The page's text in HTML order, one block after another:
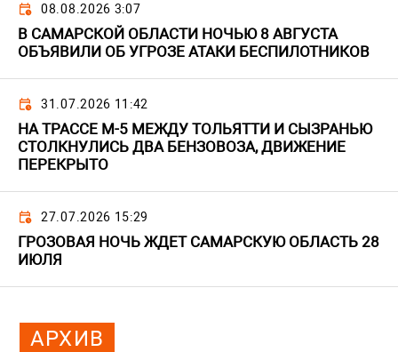
08.08.2026 3:07
В САМАРСКОЙ ОБЛАСТИ НОЧЬЮ 8 АВГУСТА
ОБЪЯВИЛИ ОБ УГРОЗЕ АТАКИ БЕСПИЛОТНИКОВ
31.07.2026 11:42
НА ТРАССЕ М-5 МЕЖДУ ТОЛЬЯТТИ И СЫЗРАНЬЮ
СТОЛКНУЛИСЬ ДВА БЕНЗОВОЗА, ДВИЖЕНИЕ
ПЕРЕКРЫТО
27.07.2026 15:29
ГРОЗОВАЯ НОЧЬ ЖДЕТ САМАРСКУЮ ОБЛАСТЬ 28
ИЮЛЯ
АРХИВ